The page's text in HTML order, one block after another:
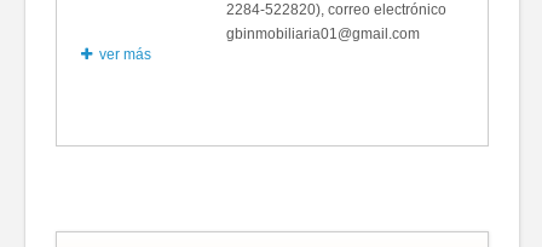
2284-522820), correo electrónico
gbinmobiliaria01@gmail.com
ver más